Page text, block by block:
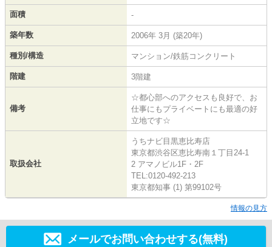
面積 -
築年数 2006年 3月 (築20年)
種別/構造 マンション/鉄筋コンクリート
階建 3階建
備考
☆都心部へのアクセスも良好で、お
仕事にもプライベートにも最適の好
立地です☆
取扱会社
うちナビ目黒恵比寿店
東京都渋谷区恵比寿南１丁目24-1
2 アマノビル1F・2F
TEL:0120-492-213
東京都知事 (1) 第99102号
情報の見方
メールでお問い合わせする(無料)